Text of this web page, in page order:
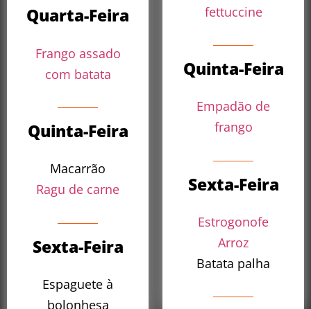
Quarta-Feira
Frango assado
com batata
Quinta-Feira
Macarrão
Ragu de carne
Sexta-Feira
Espaguete à
bolonhesa
fettuccine
Quinta-Feira
Empadão de
frango
Sexta-Feira
Estrogonofe
Arroz
Batata palha